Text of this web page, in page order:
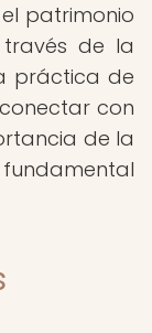
patrimonio
de la
práctica de
con
de la